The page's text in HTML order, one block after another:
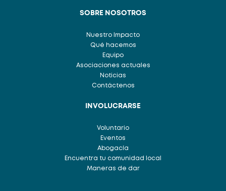
SOBRE NOSOTROS
Nuestro Impacto
Qué hacemos
Equipo
Asociaciones actuales
Noticias
Contáctenos
INVOLUCRARSE
Voluntario
Eventos
Abogacía
Encuentra tu comunidad local
Maneras de dar